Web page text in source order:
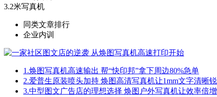
3.2米写真机
同类文章排行
企业内训
1.焕图写真机高速输出 帮“快印邦”拿下周边80%急单
2.爱普生原装喷头加持 焕图高清写真机让1mm文字清晰
3.中型图文广告店的理想选择 焕图户外写真机让效率倍增